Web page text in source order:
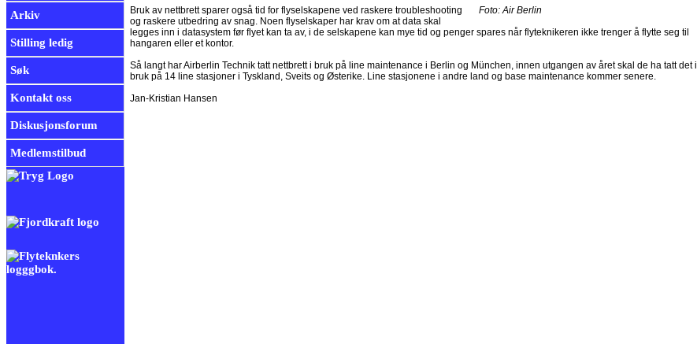
Arkiv
Stilling ledig
Søk
Kontakt oss
Diskusjonsforum
Medlemstilbud
Bruk av nettbrett sparer også tid for flyselskapene ved raskere troubleshooting Foto: Air Berlin
og raskere utbedring av snag. Noen flyselskaper har krav om at data skal
legges inn i datasystem før flyet kan ta av, i de selskapene kan mye tid og penger spares når flyteknikeren ikke trenger å flytte seg til
hangaren eller et kontor.
Så langt har Airberlin Technik tatt nettbrett i bruk på line maintenance i Berlin og München, innen utgangen av året skal de ha tatt det i
bruk på 14 line stasjoner i Tyskland, Sveits og Østerike. Line stasjonene i andre land og base maintenance kommer senere.
Jan-Kristian Hansen